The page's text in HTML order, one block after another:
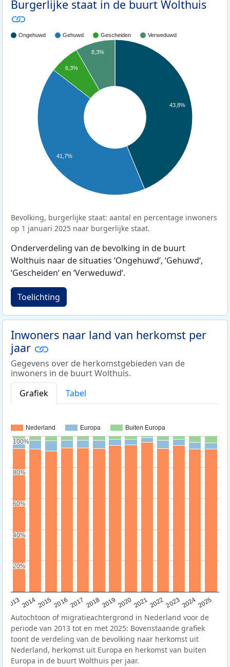
Burgerlijke staat in de buurt Wolthuis
Ongehuwd Gehuwd Gescheiden Verweduwd
43,8%
8,3%
6,3%
41,7%
Bevolking, burgerlijke staat: aantal en percentage inwoners
op 1 januari 2025 naar burgerlijke staat.
Onderverdeling van de bevolking in de buurt
Wolthuis naar de situaties ‘Ongehuwd‘, ‘Gehuwd‘,
‘Gescheiden‘ en ‘Verweduwd‘.
Toelichting
Inwoners naar land van herkomst per
jaar
Gegevens over de herkomstgebieden van de
inwoners in de buurt Wolthuis.
Grafiek
Tabel
Nederland Europa Buiten Europa
20132014201520162017 20182019 202020212022202320242025
20%
20%
40%
40%
60%
60%
80%
80%
100%
100%
Autochtoon of migratieachtergrond in Nederland voor de
periode van 2013 tot en met 2025: Bovenstaande grafiek
toont de verdeling van de bevolking naar herkomst uit
Nederland, herkomst uit Europa en herkomst van buiten
Europa in de buurt Wolthuis per jaar.